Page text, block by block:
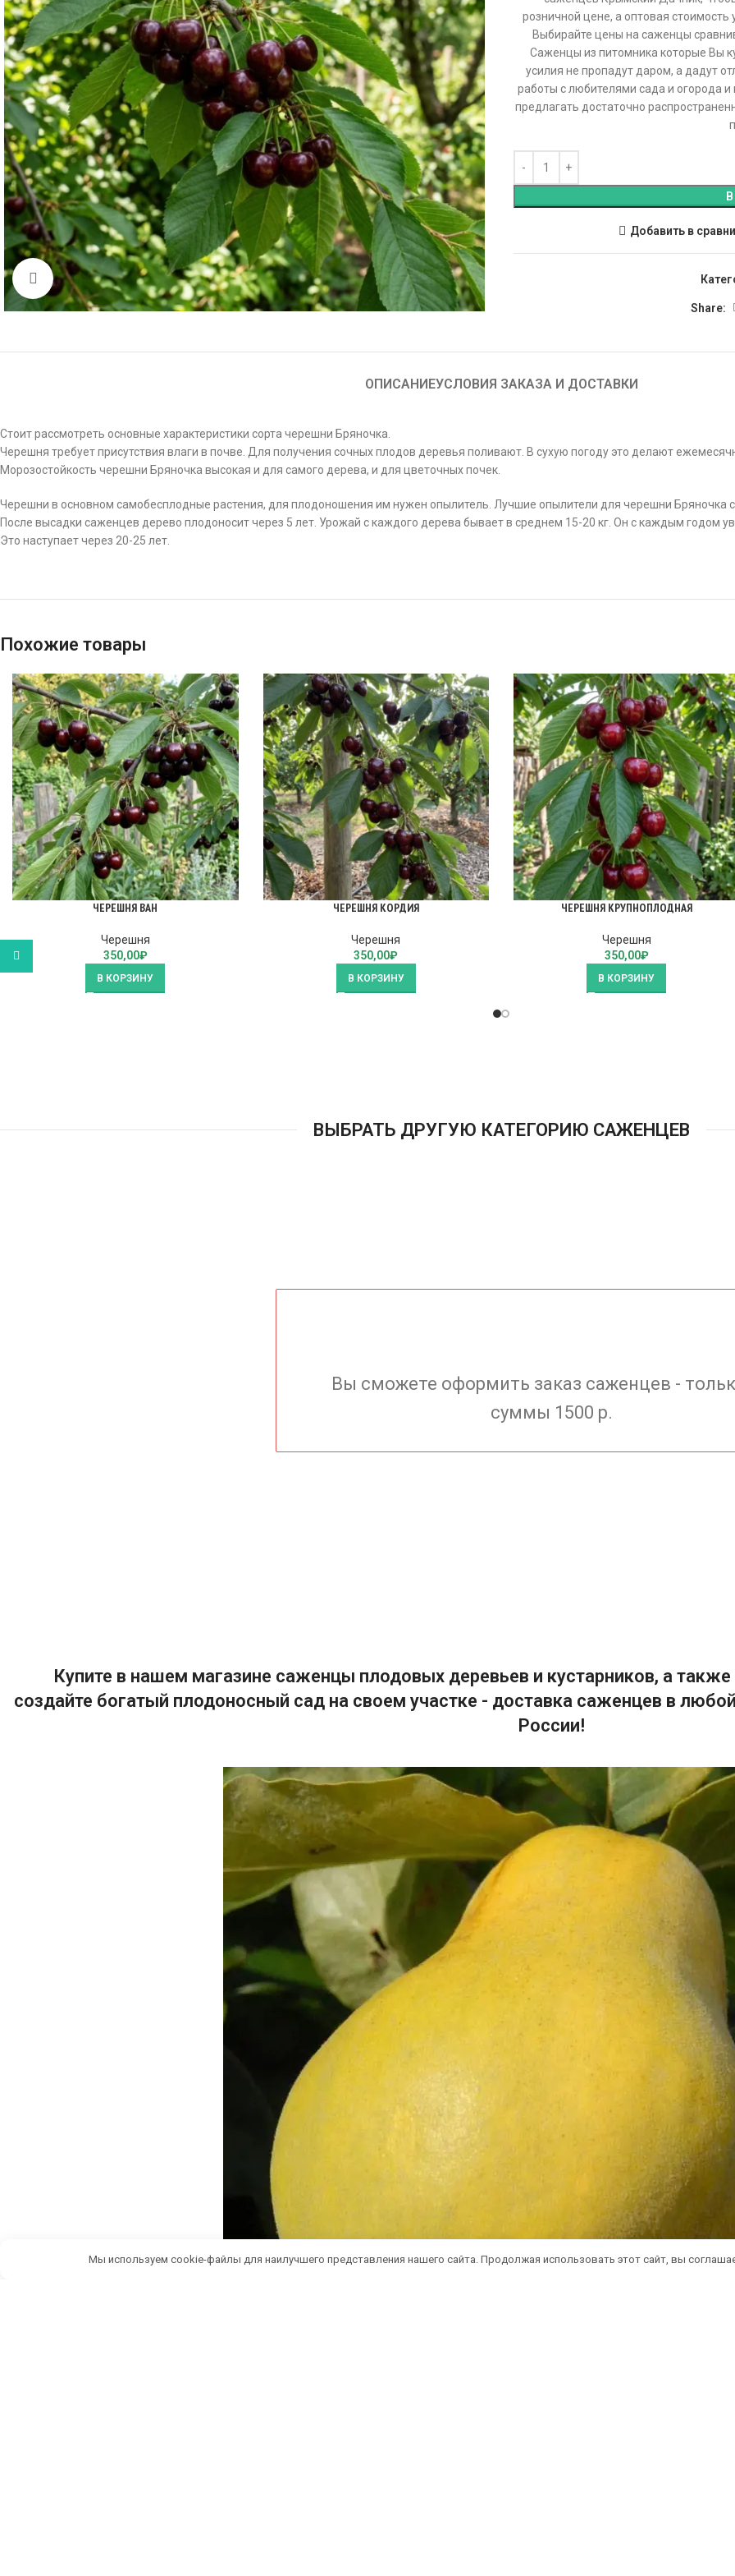
Click to enlarge
розничной цене, а оптовая
Выбирайте цены на саженцы
Саженцы из питомника которые Вы
усилия не пропадут даром, а дадут
работы с любителями сада и огорода
предлагать достаточно
Добавить в
Share:
ОПИСАНИЕУСЛОВИЯ ЗАКАЗА И ДОСТАВКИ
Стоит рассмотреть основные характеристики сорта черешни Бряночка.
Черешня требует присутствия влаги в почве. Для получения сочных плодов деревья поливают. В сухую погоду это делают
Морозостойкость черешни Бряночка высокая и для самого дерева, и для цветочных почек.
Черешни в основном самобесплодные растения, для плодоношения им нужен опылитель. Лучшие опылители для черешни Бряночка
После высадки саженцев дерево плодоносит через 5 лет. Урожай с каждого дерева бывает в среднем 15-20 кг. Он с каждым годом
Это наступает через 20-25 лет.
Похожие товары
ЧЕРЕШНЯ ВАН
Черешня
350,00₽
В КОРЗИНУ
ЧЕРЕШНЯ КОРДИЯ
Черешня
350,00₽
В КОРЗИНУ
ЧЕРЕШНЯ КРУПНОПЛОДНАЯ
Черешня
350,00₽
В КОРЗИНУ
ВЫБРАТЬ ДРУГУЮ КАТЕГОРИЮ САЖЕНЦЕВ
Вы сможете оформить заказ саженцев -
суммы 1500 р.
Купите в нашем магазине саженцы плодовых деревьев и кустарников, а также
создайте богатый плодоносный сад на своем участке - доставка саженцев в
России!
Мы используем cookie-файлы для наилучшего представления нашего сайта. Продолжая использовать этот сайт, вы